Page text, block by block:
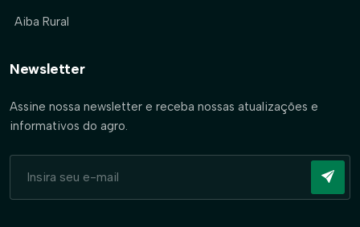
Aiba Rural
Newsletter
Assine nossa newsletter e receba nossas atualizações e
informativos do agro.